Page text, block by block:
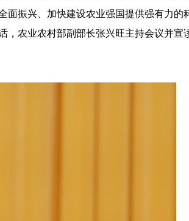
面振兴、加快建设农业强国提供强有力的
，农业农村部副部长张兴旺主持会议并宣